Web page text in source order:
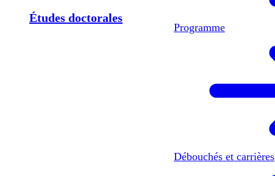
Programme
Débouchés et carrières
Études doctorales